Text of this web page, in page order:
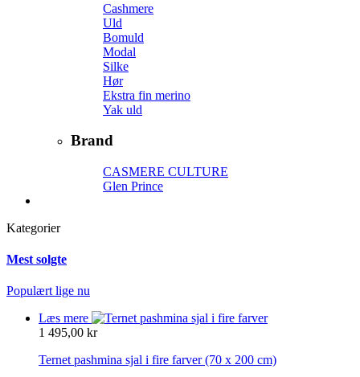
Cashmere
Uld
Bomuld
Modal
Silke
Hør
Ekstra fin merino
Yak uld
Brand
CASMERE CULTURE
Glen Prince
Kategorier
Mest solgte
Populært lige nu
Læs mere
1 495,00 kr
Ternet pashmina sjal i fire farver(70 x 200 cm)